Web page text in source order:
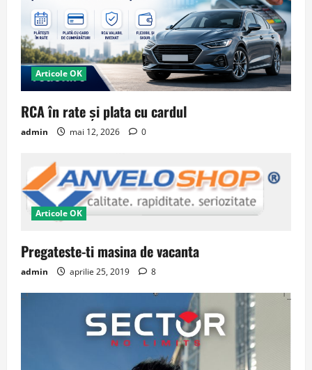
Articole OK
RCA în rate și plata cu cardul
admin mai 12, 2026 0
Articole OK
Pregateste-ti masina de vacanta
admin aprilie 25, 2019 8